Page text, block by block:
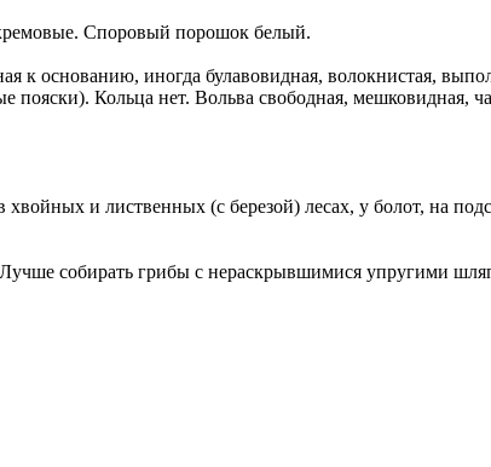
Споровый порошок белый.
основанию, иногда булавовидная, волокнистая,
Кольца нет. Вольва свободная, мешковидная,
хвойных и лиственных (с березой) лесах, у болот, на
собирать грибы с нераскрывшимися упругими